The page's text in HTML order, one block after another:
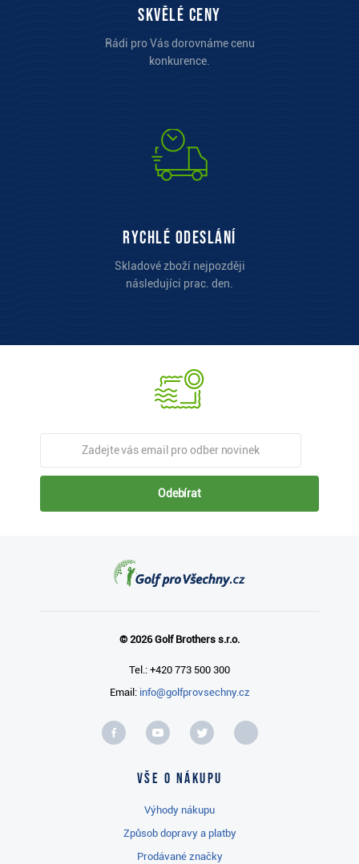
Skvělé ceny
Rádi pro Vás dorovnáme cenu
konkurence.
Rychlé odeslání
Skladové zboží nejpozději
následujíci prac. den.
Odebírat
© 2026 Golf Brothers s.r.o.
Tel.: +420 773 500 300
Email: info@golfprovsechny.cz
Vše o nákupu
Výhody nákupu
Způsob dopravy a platby
Prodávané značky